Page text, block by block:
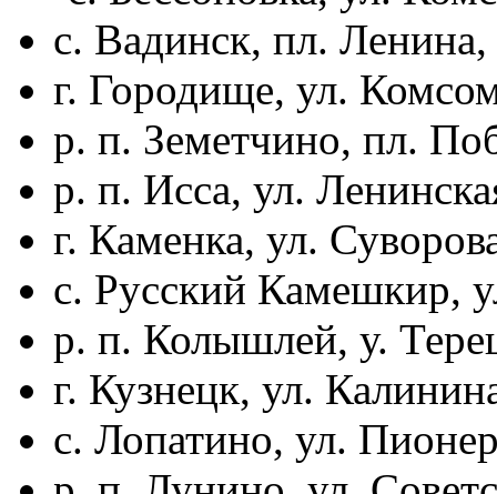
с. Вадинск, пл.
г. Городище, ул.
р. п. Земетчино, пл.
р. п. Исса, ул.
г. Каменка, ул.
с. Русский Камешкир,
р. п. Колышлей, у.
г. Кузнецк, ул.
с. Лопатино, ул.